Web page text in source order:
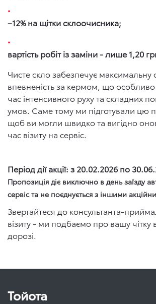
–12% на щітки склоочисника;
вартість робіт із заміни - лише 1,20
Чисте скло забезпечує максимальну
впевненість за кермом, що
час інтенсивного руху та складних
умов. Саме тому ми підготували цю
щоб ви могли швидко та вигідно
час візиту на сервіс.
Період дії акції: з 20.02.2026 по
Пропозиція діє виключно в день заїзду
сервіс та не поєднується з іншими
Звертайтеся до консультанта-
візиту - ми подбаємо про вашу чітку
дорозі.
Тойота